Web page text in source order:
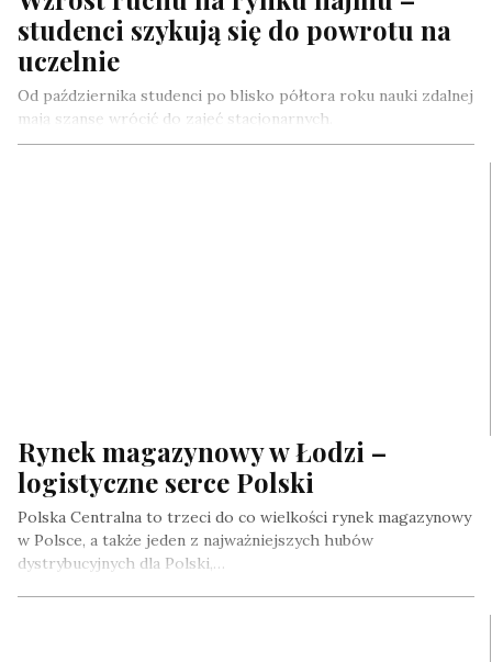
studenci szykują się do powrotu na
uczelnie
Od października studenci po blisko półtora roku nauki zdalnej
mają szansę wrócić do zajęć stacjonarnych.
Kilkudziesięcioprocentowy wzrost zainteresowania ofertami
Rynek magazynowy w Łodzi –
logistyczne serce Polski
Polska Centralna to trzeci do co wielkości rynek magazynowy
w Polsce, a także jeden z najważniejszych hubów
dystrybucyjnych dla Polski,…